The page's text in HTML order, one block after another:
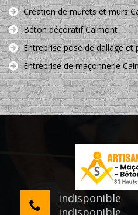
Création de murets et murs
Béton décoratif Calmont
Entreprise pose de dallage et
Entreprise de maçonnerie
indisponible
indisponible